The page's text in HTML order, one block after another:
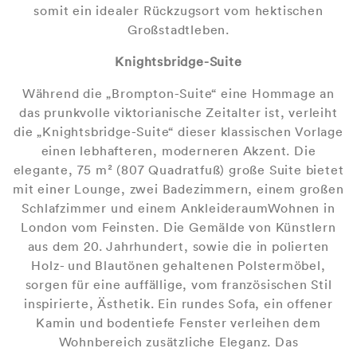
somit ein idealer Rückzugsort vom hektischen
Großstadtleben.
Knightsbridge-Suite
Während die „Brompton-Suite“ eine Hommage an
das prunkvolle viktorianische Zeitalter ist, verleiht
die „Knightsbridge-Suite“ dieser klassischen Vorlage
einen lebhafteren, moderneren Akzent. Die
elegante, 75 m² (807 Quadratfuß) große Suite bietet
mit einer Lounge, zwei Badezimmern, einem großen
Schlafzimmer und einem AnkleideraumWohnen in
London vom Feinsten. Die Gemälde von Künstlern
aus dem 20. Jahrhundert, sowie die in polierten
Holz- und Blautönen gehaltenen Polstermöbel,
sorgen für eine auffällige, vom französischen Stil
inspirierte, Ästhetik. Ein rundes Sofa, ein offener
Kamin und bodentiefe Fenster verleihen dem
Wohnbereich zusätzliche Eleganz. Das